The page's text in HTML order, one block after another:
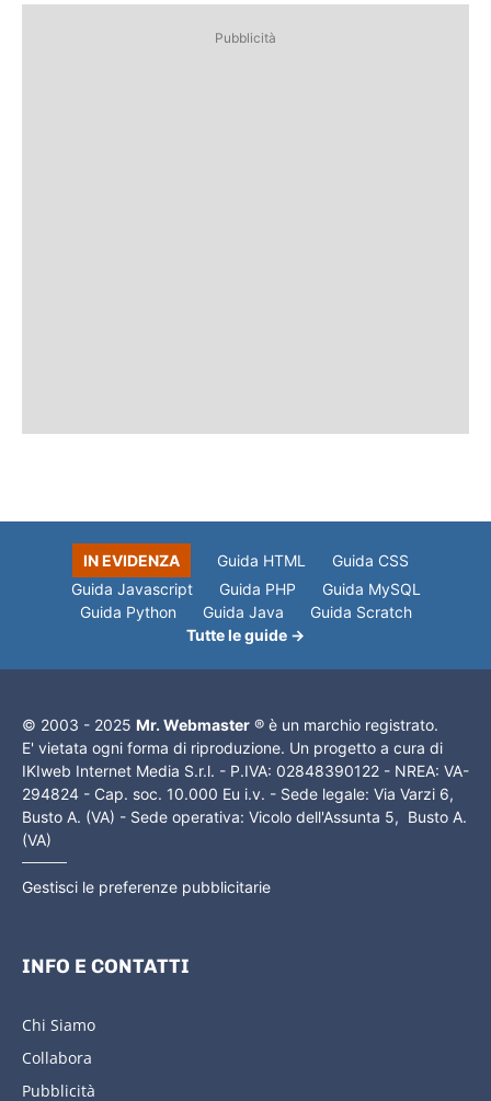
Pubblicità
IN EVIDENZA Guida HTML
Guida CSS
Guida Javascript
Guida PHP
Guida MySQL
Guida Python
Guida Java
Guida Scratch
Tutte le guide →
© 2003 - 2025 Mr. Webmaster ® è un marchio registrato.
E' vietata ogni forma di riproduzione. Un progetto a cura di
IKIweb Internet Media S.r.l. - P.IVA: 02848390122 - NREA: VA-
294824 - Cap. soc. 10.000 Eu i.v. - Sede legale: Via Varzi 6,
Busto A. (VA) - Sede operativa: Vicolo dell'Assunta 5, Busto A.
(VA)
Gestisci le preferenze pubblicitarie
INFO E CONTATTI
Chi Siamo
Collabora
Pubblicità